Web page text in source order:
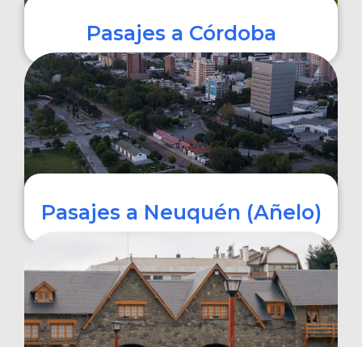
Pasajes a Córdoba
COMPRAR
Pasajes a Neuquén (Añelo)
COMPRAR